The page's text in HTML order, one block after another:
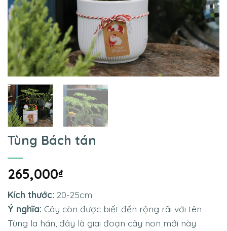
Tùng Bách tán
265,000₫
Kích thước: 20-25cm
Ý nghĩa: Cây còn được biết đến rộng rãi với tên
Tùng la hán, đây là giai đoạn cây non mới này